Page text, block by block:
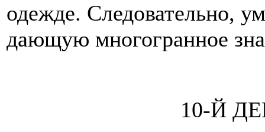
одежде. Следовательно,
дающую многогранное
10-Й